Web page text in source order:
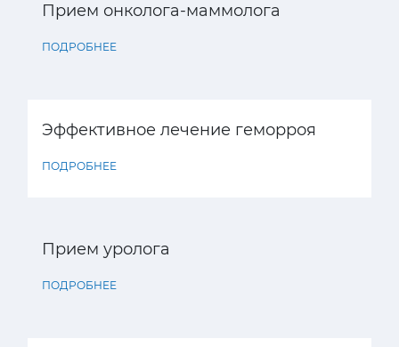
Прием онколога-маммолога
ПОДРОБНЕЕ
Эффективное лечение геморроя
ПОДРОБНЕЕ
Прием уролога
ПОДРОБНЕЕ